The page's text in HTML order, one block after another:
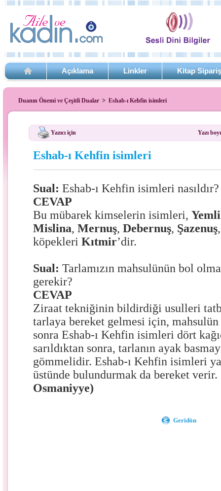
Açıklama Linkler Kitap
Duanın Önemi ve Çeşitli Dualar > Eshab-ı Kehfin isimleri
Yazıcı için Yazı
Eshab-ı Kehfin isimleri
Sual: Eshab-ı Kehfin isimleri nasıldır?
CEVAP
Bu mübarek kimselerin isimleri,
Mislina, Mernuş, Debernuş, Şazenuş,
köpekleriKıtmir’dir.
Sual:Tarlamızın mahsulünün bol
gerekir?
CEVAP
Ziraat tekniğinin bildirdiği usulleri
tarlaya bereket gelmesi için,
sonra Eshab-ı Kehfin isimleri dört
sarıldıktan sonra, tarlanın ayak
gömmelidir. Eshab-ı Kehfin isimleri
üstünde bulundurmak da bereket verir.
Osmaniyye)
Geridön